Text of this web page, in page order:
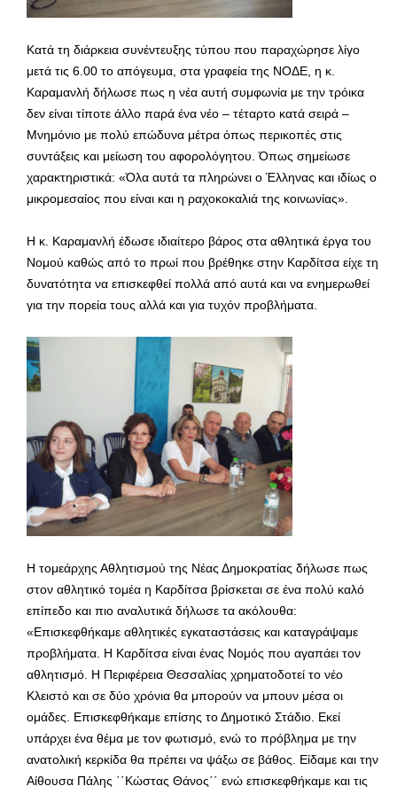
Κατά τη διάρκεια συνέντευξης τύπου που παραχώρησε λίγο
μετά τις 6.00 το απόγευμα, στα γραφεία της ΝΟΔΕ, η κ.
Καραμανλή δήλωσε πως η νέα αυτή συμφωνία με την τρόικα
δεν είναι τίποτε άλλο παρά ένα νέο – τέταρτο κατά σειρά –
Μνημόνιο με πολύ επώδυνα μέτρα όπως περικοπές στις
συντάξεις και μείωση του αφορολόγητου. Όπως σημείωσε
χαρακτηριστικά: «Όλα αυτά τα πληρώνει ο Έλληνας και ιδίως ο
μικρομεσαίος που είναι και η ραχοκοκαλιά της κοινωνίας».
Η κ. Καραμανλή έδωσε ιδιαίτερο βάρος στα αθλητικά έργα του
Νομού καθώς από το πρωί που βρέθηκε στην Καρδίτσα είχε τη
δυνατότητα να επισκεφθεί πολλά από αυτά και να ενημερωθεί
για την πορεία τους αλλά και για τυχόν προβλήματα.
Η τομεάρχης Αθλητισμού της Νέας Δημοκρατίας δήλωσε πως
στον αθλητικό τομέα η Καρδίτσα βρίσκεται σε ένα πολύ καλό
επίπεδο και πιο αναλυτικά δήλωσε τα ακόλουθα:
«Επισκεφθήκαμε αθλητικές εγκαταστάσεις και καταγράψαμε
προβλήματα. Η Καρδίτσα είναι ένας Νομός που αγαπάει τον
αθλητισμό. Η Περιφέρεια Θεσσαλίας χρηματοδοτεί το νέο
Κλειστό και σε δύο χρόνια θα μπορούν να μπουν μέσα οι
ομάδες. Επισκεφθήκαμε επίσης το Δημοτικό Στάδιο. Εκεί
υπάρχει ένα θέμα με τον φωτισμό, ενώ το πρόβλημα με την
ανατολική κερκίδα θα πρέπει να ψάξω σε βάθος. Είδαμε και την
Αίθουσα Πάλης ΄΄Κώστας Θάνος΄΄ ενώ επισκεφθήκαμε και τις